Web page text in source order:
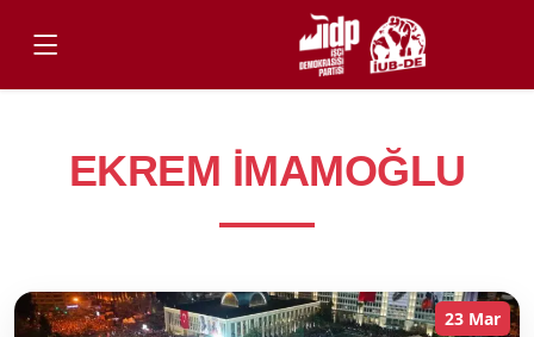
EKREM İMAMOĞLU
23 Mar